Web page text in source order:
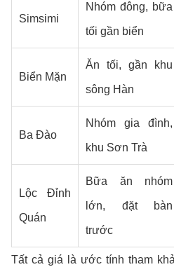
Simsimi
Nhóm đông, bữa
tối gần biển
Biển Mặn
Ăn tối, gần khu
sông Hàn
Ba Đào
Nhóm gia đình,
khu Sơn Trà
Lộc Đỉnh
Quán
Bữa ăn nhóm
lớn, đặt bàn
trước
Tất cả giá là ước tính tham